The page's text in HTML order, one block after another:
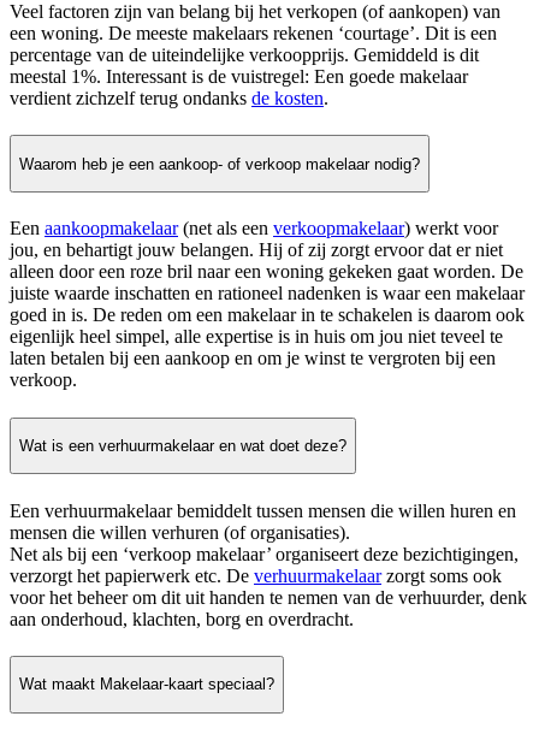
Veel factoren zijn van belang bij het verkopen (of aankopen) van
een woning. De meeste makelaars rekenen ‘courtage’. Dit is een
percentage van de uiteindelijke verkoopprijs. Gemiddeld is dit
meestal 1%. Interessant is de vuistregel: Een goede makelaar
verdient zichzelf terug ondanks de kosten.
Waarom heb je een aankoop- of verkoop makelaar nodig?
Een aankoopmakelaar(net als een verkoopmakelaar) werkt voor
jou, en behartigt jouw belangen. Hij of zij zorgt ervoor dat er niet
alleen door een roze bril naar een woning gekeken gaat worden. De
juiste waarde inschatten en rationeel nadenken is waar een makelaar
goed in is. De reden om een makelaar in te schakelen is daarom ook
eigenlijk heel simpel, alle expertise is in huis om jou niet teveel te
laten betalen bij een aankoop en om je winst te vergroten bij een
verkoop.
Wat is een verhuurmakelaar en wat doet deze?
Een verhuurmakelaar bemiddelt tussen mensen die willen huren en
mensen die willen verhuren (of organisaties).
Net als bij een ‘verkoop makelaar’ organiseert deze bezichtigingen,
verzorgt het papierwerk etc. De verhuurmakelaarzorgt soms ook
voor het beheer om dit uit handen te nemen van de verhuurder, denk
aan onderhoud, klachten, borg en overdracht.
Wat maakt Makelaar-kaart speciaal?